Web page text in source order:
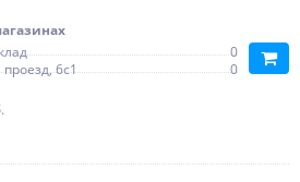
0
6с1
0